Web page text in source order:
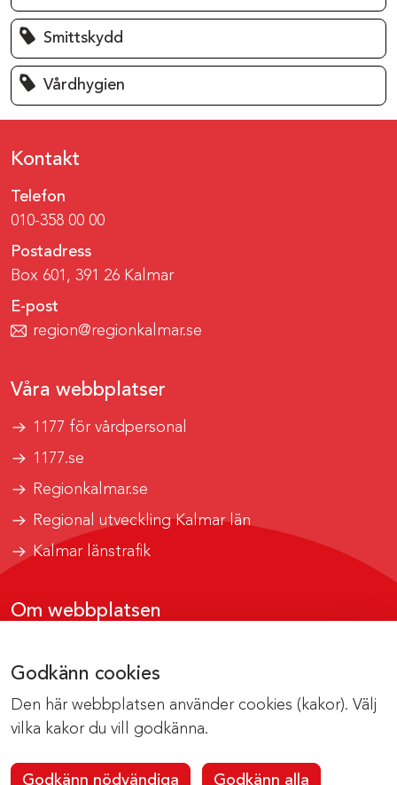
Godkänn cookies
Den här webbplatsen använder cookies (kakor). Välj
vilka kakor du vill godkänna.
Godkänn nödvändiga Godkänn alla
Smittskydd
Vårdhygien
Kontakt
Telefon
010-358 00 00
Postadress
Box 601, 391 26 Kalmar
E-post
region@regionkalmar.se
Våra webbplatser
1177 för vårdpersonal
1177.se
Regionkalmar.se
Regional utveckling Kalmar län
Kalmar länstrafik
Om webbplatsen
Om cookies
Kontakta webbredaktionen